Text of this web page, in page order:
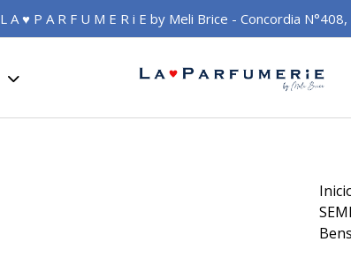
L A ♥ P A R F U M E R i E by Meli Brice - Concordia